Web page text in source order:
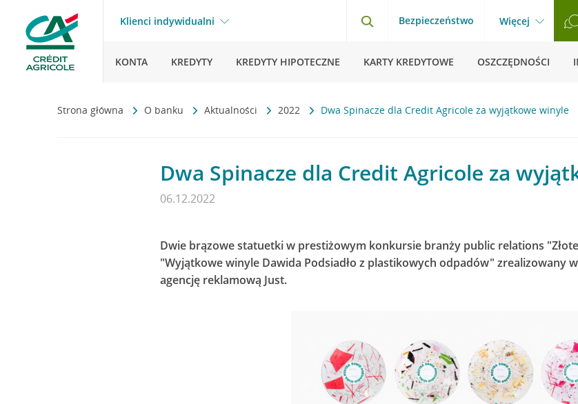
Klienci indywidualni Bezpieczeństwo Więcej
KONTA KREDYTY KREDYTY HIPOTECZNE KARTY KREDYTOWE OSZCZĘDNOŚCI
Strona główna O banku Aktualności 2022 Dwa Spinacze dla Credit Agricole za wyjątkowe winyle
Dwa Spinacze dla Credit Agricole za
06.12.2022
Dwie brązowe statuetki w prestiżowym konkursie branży public relations
"Wyjątkowe winyle Dawida Podsiadło z plastikowych odpadów" zrealizowany
agencję reklamową Just.